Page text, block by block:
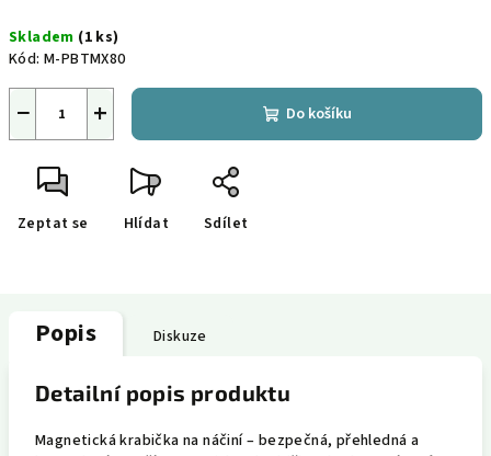
cena:
Skladem (1 ks)
Kód: M-PBTMX80
+
− Do košíku
Zeptat se Hlídat Sdílet
Popis Diskuze
Detailní popis produktu
Magnetická krabička na náčiní – bezpečná, přehledná a